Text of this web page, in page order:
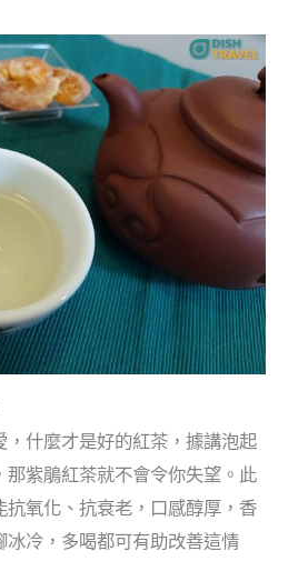
，什麼才是好的紅茶，據講泡起
那紫鵑紅茶就不會令你失望。此
抗氧化、抗衰老，口感醇厚，香
冰冷，多喝都可有助改善這情